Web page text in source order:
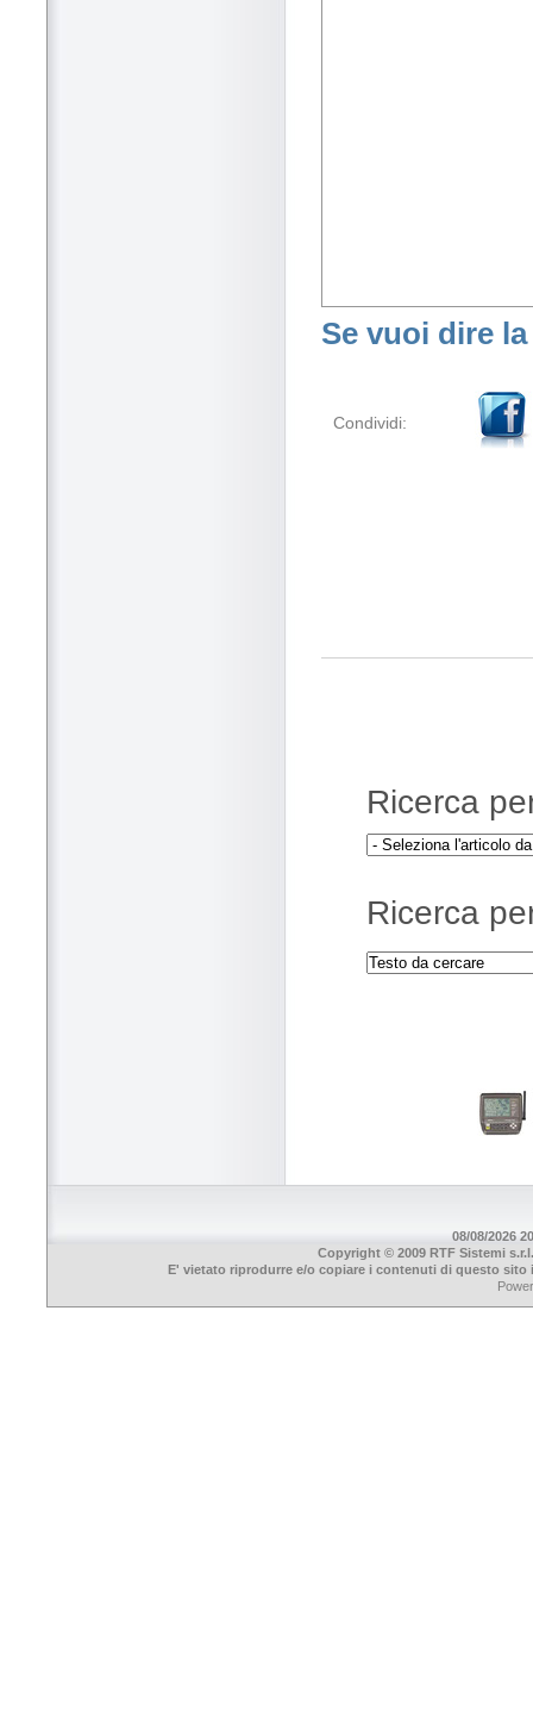
Se vuoi dire
Condividi:
Ricerca
Ricerca
08/08/2026
Copyright © 2009 RTF Sistemi
E' vietato riprodurre e/o copiare i contenuti di questo